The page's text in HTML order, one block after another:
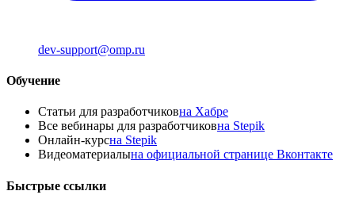
dev-support@omp.ru
Обучение
Статьи для разработчиковна Хабре
Все вебинары для разработчиковна Stepik
Онлайн-курсна Stepik
Видеоматериалына официальной странице Вконтакте
Быстрые ссылки